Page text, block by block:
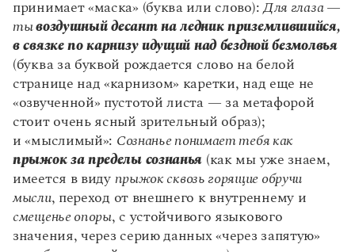
принимает «маска» (буква или слово): Для глаза —
тывоздушный десант на ледник приземлившийся,
в связке по карнизу идущий над бездной безмолвья
(буква за буквой рождается слово на белой
странице над «карнизом» каретки, над еще не
«озвученной» пустотой листа — за метафорой
стоит очень ясный зрительный образ);
и «мыслимый»: Сознанье понимает тебя как
прыжок за пределы сознанья (как мы уже знаем,
имеется в виду прыжок сквозь горящие обручи
мысли, переход от внешнего к внутреннему и
смещенье опоры, с устойчивого языкового
значения, через серию данных «через запятую»